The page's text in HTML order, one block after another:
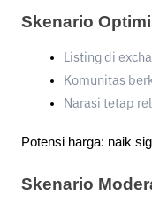
Skenario
Listing di
Komunitas
Narasi tetap
Potensi harga: naik
Skenario